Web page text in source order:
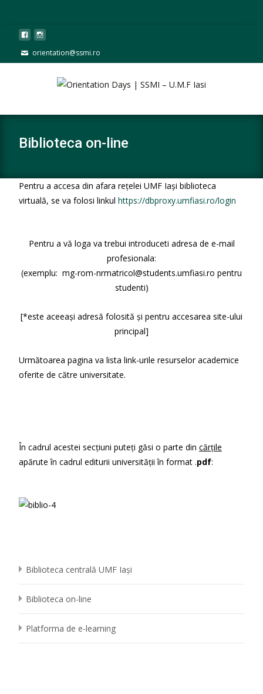
orientation@ssmi.ro
Biblioteca on-line
Pentru a accesa din afara rețelei UMF Iași biblioteca
virtuală, se va folosi linkul https://dbproxy.umfiasi.ro/login
Pentru a vă loga va trebui introduceti adresa de e-mail
profesionala:
(exemplu: mg-rom-nrmatricol@students.umfiasi.ro pentru
studenti)
[*este aceeași adresă folosită și pentru accesarea site-ului
principal]
Următoarea pagina va lista link-urile resurselor academice
oferite de către universitate.
În cadrul acestei secțiuni puteți găsi o parte din cărțile
apărute în cadrul editurii universității în format .pdf:
Biblioteca centrală UMF Iași
Biblioteca on-line
Platforma de e-learning